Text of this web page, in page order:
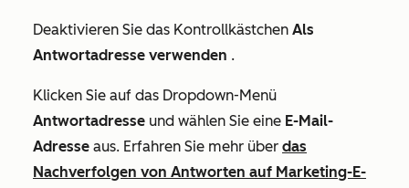
Deaktivieren Sie das Kontrollkästchen Als
Antwortadresse verwenden .
Klicken Sie auf das Dropdown-Menü
Antwortadresse und wählen Sie eine E-Mail-
Adresse aus. Erfahren Sie mehr über das
Nachverfolgen von Antworten auf Marketing-E-